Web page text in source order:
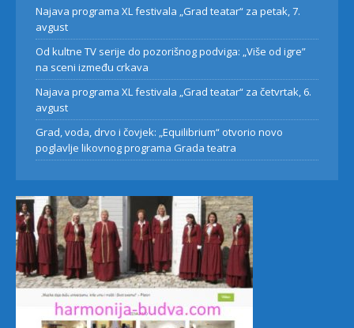
Najava programa XL festivala „Grad teatar“ za petak, 7.
avgust
Od kultne TV serije do pozorišnog podviga: „Više od igre”
na sceni između crkava
Najava programa XL festivala „Grad teatar“ za četvrtak, 6.
avgust
Grad, voda, drvo i čovjek: „Equilibrium“ otvorio novo
poglavlje likovnog programa Grada teatra